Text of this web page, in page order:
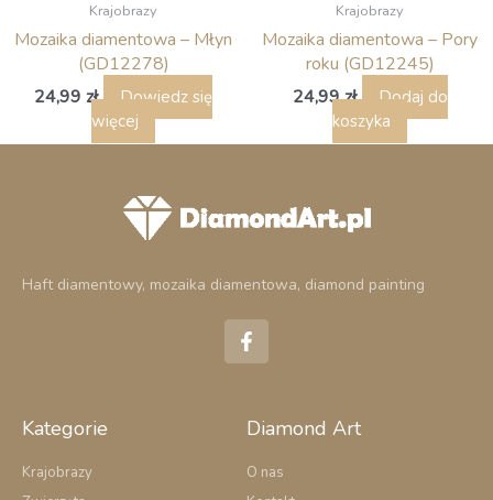
Krajobrazy
Mozaika diamentowa – Młyn
(GD12278)
24,99 zł
Dowiedz się
więcej
Krajobrazy
Mozaika diamentowa – Pory
roku (GD12245)
24,99zł
Dodaj do
koszyka
Haft diamentowy, mozaika diamentowa, diamond painting
F
a
c
o
k
Kategorie
Krajobrazy
Diamond Art
O nas